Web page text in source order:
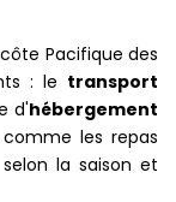
(plages, forêts
sur les sentiers
bois flotté),
à emporter
dans les
les créneaux
Pacifique des
: le transport
d'hébergement
comme les repas
la saison et